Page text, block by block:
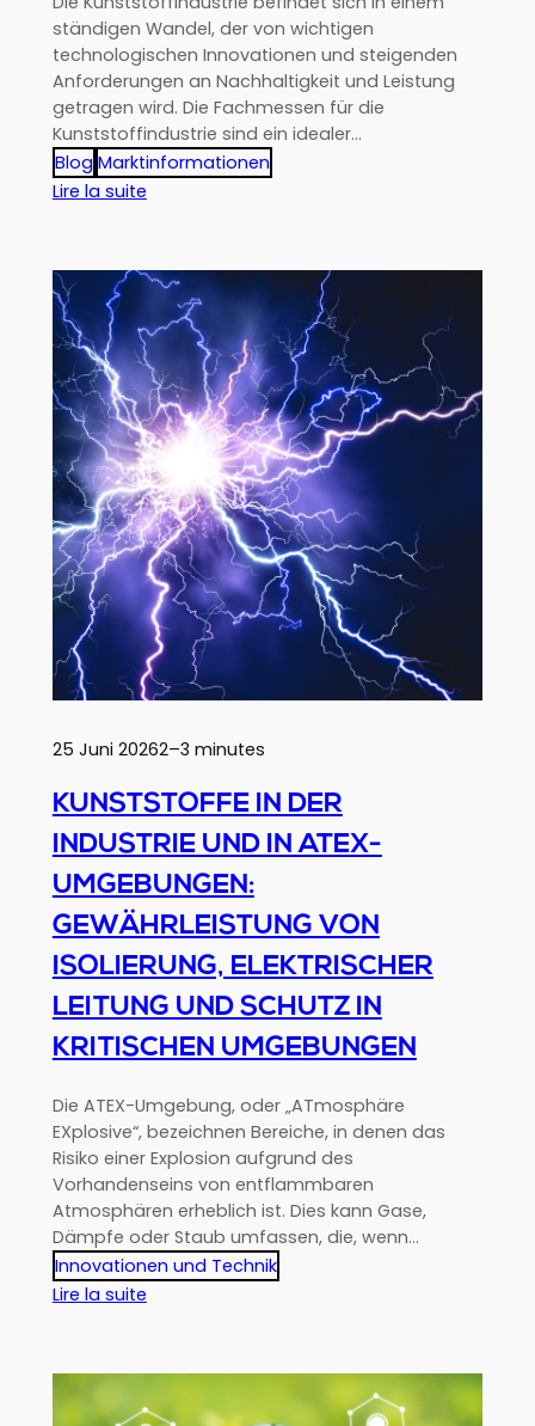
ständigen Wandel, der von wichtigen
technologischen Innovationen und steigenden
Anforderungen an Nachhaltigkeit und Leistung
getragen wird. Die Fachmessen für die
Kunststoffindustrie sind ein idealer…
Blog Marktinformationen
Lire la suite:
für
Kunststofftechnik
in
Europa
25 Juni 20262–3 minutes
KUNSTSTOFFE IN DER
INDUSTRIE UND IN ATEX-
UMGEBUNGEN:
GEWÄHRLEISTUNG VON
ISOLIERUNG, ELEKTRISCHER
LEITUNG UND SCHUTZ IN
KRITISCHEN UMGEBUNGEN
Die ATEX-Umgebung, oder „ATmosphäre
EXplosive“, bezeichnen Bereiche, in denen das
Risiko einer Explosion aufgrund des
Vorhandenseins von entflammbaren
Atmosphären erheblich ist. Dies kann Gase,
Dämpfe oder Staub umfassen, die, wenn…
Innovationen und Technik
Lire la suite:
der